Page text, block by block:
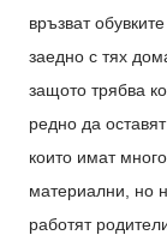
връзват
заедно с тях
защото трябва
редно да
които имат
материални, но
работят